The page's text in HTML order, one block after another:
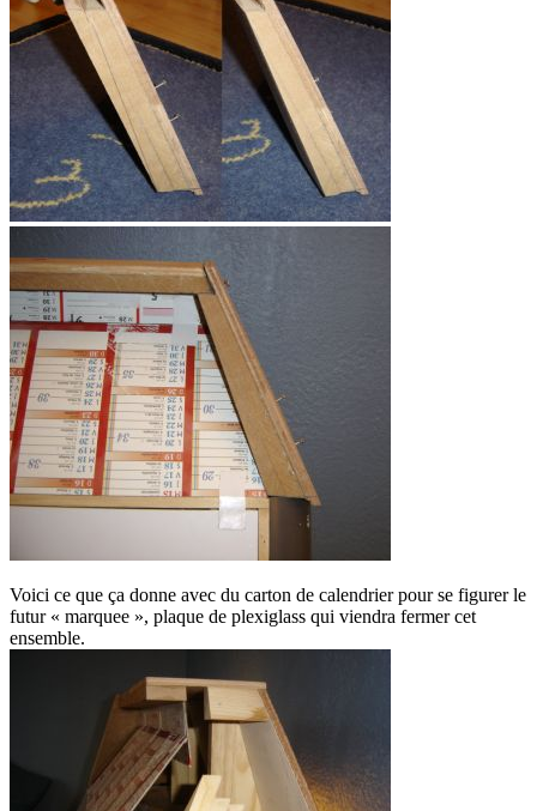
Voici ce que ça donne avec du carton de calendrier pour se figurer le
futur « marquee », plaque de plexiglass qui viendra fermer cet
ensemble.